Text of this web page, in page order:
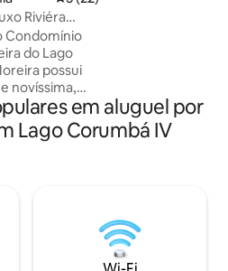
Riviéra
Condomínio
do Lago
novíssima,
São 5
-1
do lago -
ELÉTRICO
durante a
em aluguel por
Lago Corumbá IV